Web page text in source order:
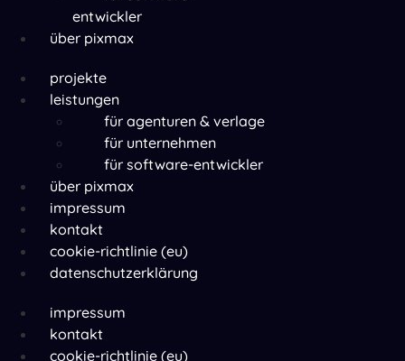
entwickler
über pixmax
Menü
projekte
leistungen
für agenturen & verlage
für unternehmen
für software-entwickler
über pixmax
Menü
impressum
kontakt
cookie-richtlinie (eu)
datenschutzerklärung
Menü
impressum
kontakt
cookie-richtlinie (eu)